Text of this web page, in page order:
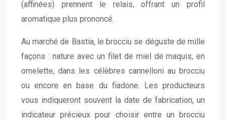
(affinées) prennent le relais, offrant un profil
aromatique plus prononcé.
Au marché de Bastia, le brocciu se déguste de mille
façons : nature avec un filet de miel de maquis, en
omelette, dans les célèbres cannelloni au brocciu
ou encore en base du fiadone. Les producteurs
vous indiqueront souvent la date de fabrication, un
indicateur précieux pour choisir entre un brocciu